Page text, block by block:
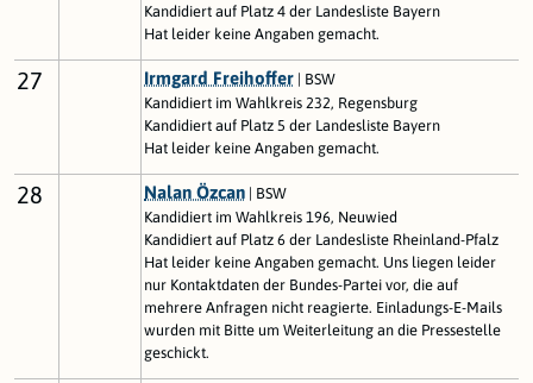
Kandidiert auf Platz 4 der Landesliste Bayern
Hat leider keine Angaben gemacht.
27 Irmgard Freihoffer | BSW
Kandidiert im Wahlkreis 232, Regensburg
Kandidiert auf Platz 5 der Landesliste Bayern
Hat leider keine Angaben gemacht.
28 Nalan Özcan | BSW
Kandidiert im Wahlkreis 196, Neuwied
Kandidiert auf Platz 6 der Landesliste Rheinland-Pfalz
Hat leider keine Angaben gemacht. Uns liegen leider
nur Kontaktdaten der Bundes-Partei vor, die auf
mehrere Anfragen nicht reagierte. Einladungs-E-Mails
wurden mit Bitte um Weiterleitung an die Pressestelle
geschickt.